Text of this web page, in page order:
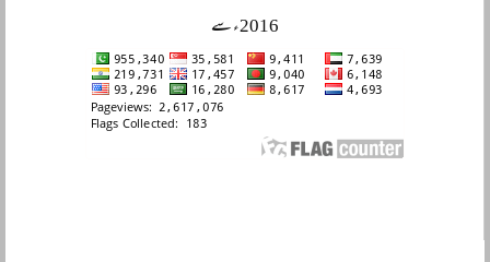
2016ء سے